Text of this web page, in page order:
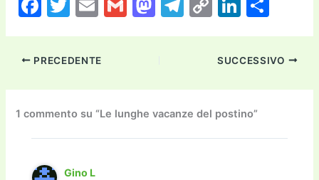
c
e
b
o
o
k
itt
er
ai
l
d
o
n
a
m
p
y
Li
n
k
k
e
dI
n
n
di
vi
PRECEDENTE SUCCESSIVO
1 commento su “Le lunghe vacanze del postino”
Gino L